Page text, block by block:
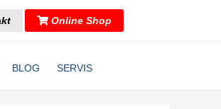
Online Shop
BLOG SERVIS